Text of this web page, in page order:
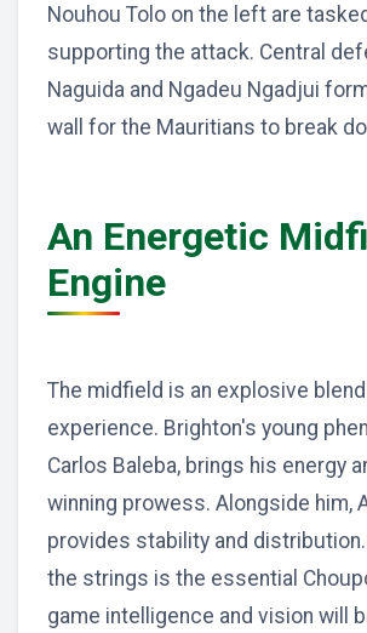
Nouhou Tolo on the left are
supporting the attack. Central
Naguida and Ngadeu Ngadjui
wall for the Mauritians to break
An Energetic
Engine
The midfield is an explosive
experience. Brighton's young
Carlos Baleba, brings his energy
winning prowess. Alongside him,
provides stability and
the strings is the essential
game intelligence and vision will